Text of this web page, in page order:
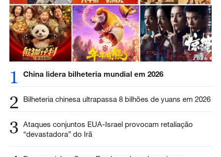
1 China lidera bilheteria mundial em 2026
2 Bilheteria chinesa ultrapassa 8 bilhões de yuans em 2026
3 Ataques conjuntos EUA-Israel provocam retaliação
“devastadora” do Irã